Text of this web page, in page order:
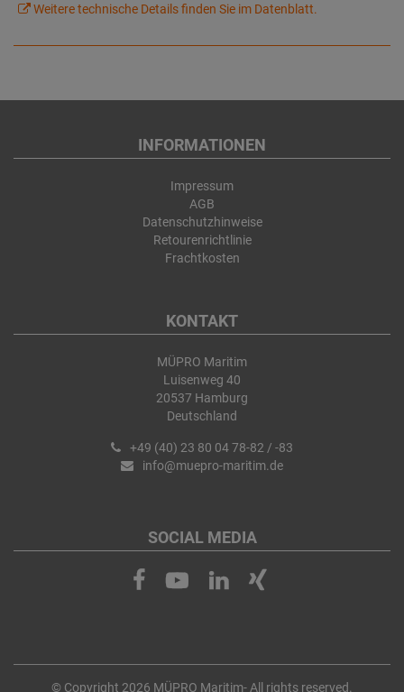
Weitere technische Details finden Sie im Datenblatt.
INFORMATIONEN
Impressum
AGB
Datenschutzhinweise
Retourenrichtlinie
Frachtkosten
KONTAKT
MÜPRO Maritim
Luisenweg 40
20537 Hamburg
Deutschland
+49 (40) 23 80 04 78-82 / -83
info@muepro-maritim.de
SOCIAL MEDIA
© Copyright 2026 MÜPRO Maritim- All rights reserved.